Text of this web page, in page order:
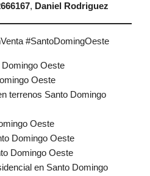
, Daniel Rodriguez
#SantoDomingOeste
Domingo Oeste
Oeste
terrenos Santo Domingo
Oeste
Domingo Oeste
Domingo Oeste
en Santo Domingo